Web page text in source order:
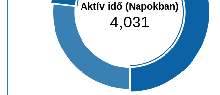
Aktív idő (Napokban)
4,031